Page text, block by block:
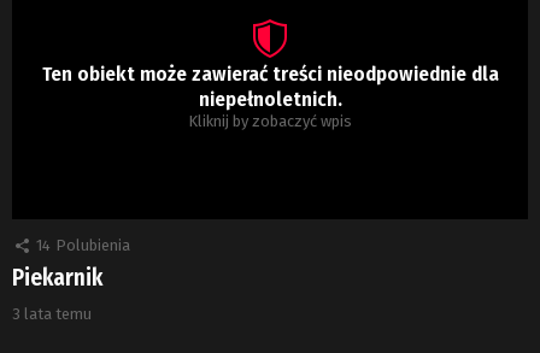
Ten obiekt może zawierać treści nieodpowiednie dla
niepełnoletnich.
Kliknij by zobaczyć wpis
14 Polubienia
Piekarnik
3 lata temu